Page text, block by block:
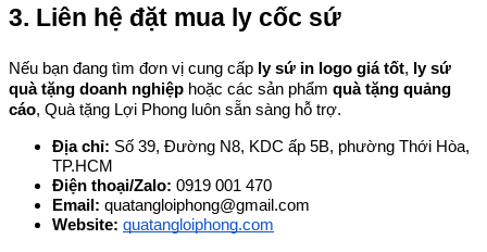
3. Liên hệ đặt mua ly cốc sứ
Nếu bạn đang tìm đơn vị cung cấp ly sứ in logo giá tốt, ly sứ
quà tặng doanh nghiệp hoặc các sản phẩm quà tặng quảng
cáo, Quà tặng Lợi Phong luôn sẵn sàng hỗ trợ.
Địa chỉ: Số 39, Đường N8, KDC ấp 5B, phường Thới Hòa,
TP.HCM
Điện thoại/Zalo: 0919 001 470
Email: quatangloiphong@gmail.com
Website: quatangloiphong.com